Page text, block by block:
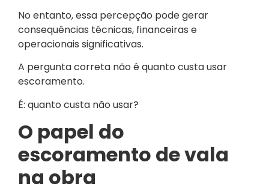
No entanto, essa percepção pode gerar
consequências técnicas, financeiras e
operacionais significativas.
A pergunta correta não é quanto custa usar
escoramento.
É: quanto custa não usar?
O papel do
escoramento de vala
na obra